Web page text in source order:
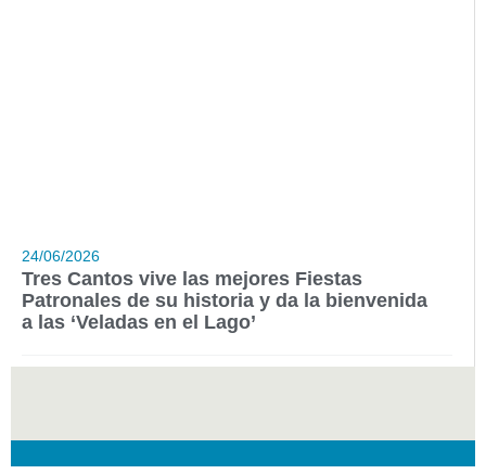
24/06/2026
Tres Cantos vive las mejores Fiestas
Patronales de su historia y da la bienvenida
a las ‘Veladas en el Lago’